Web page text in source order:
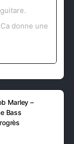
donne une
Marley –
Bass